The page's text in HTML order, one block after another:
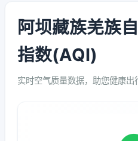
阿坝藏族羌族
指数(AQI)
实时空气质量数据，助您健康出